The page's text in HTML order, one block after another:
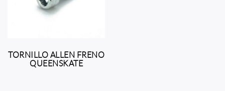
TORNILLO ALLEN FRENO
QUEENSKATE